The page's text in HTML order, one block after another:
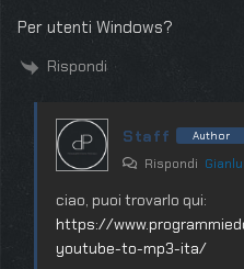
Per utenti Windows?
Rispondi
Staff Author
Rispondi
ciao, puoi trovarlo qui:
https://
youtube-to-mp3-ita/